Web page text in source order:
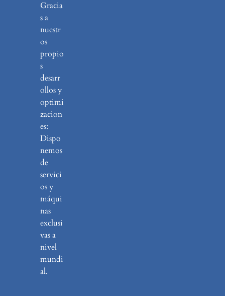
Gracia
s a
nuestr
os
propio
s
desarr
ollos y
optimi
zacion
es:
Dispo
nemos
de
servici
os y
máqui
nas
exclusi
vas a
nivel
mundi
al.